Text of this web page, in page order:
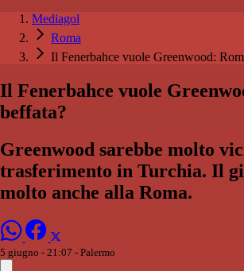
Mediagol
Roma
Il Fenerbahce vuole Greenwood:
Il Fenerbahce vuole
beffata?
Greenwood sarebbe molto
trasferimento in Turchia. Il
molto anche alla Roma.
5 giugno - 21:07 - Palermo